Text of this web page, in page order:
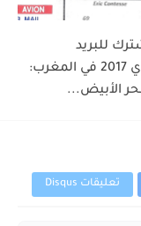
للبريد
الأوروميدي 2017 في المغرب:
الأبيض...
تعليقات Disqus